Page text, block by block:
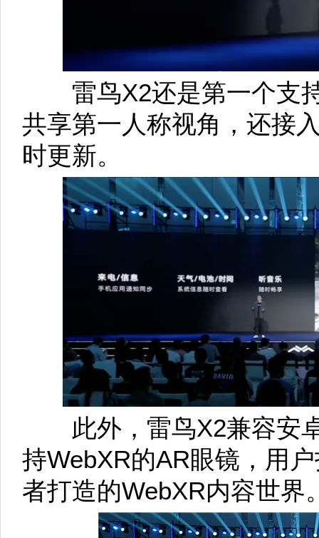
雷鸟X2还是第一个支
共享第一人称视角，还接
时更新。
此外，雷鸟X2兼容安
持WebXR的AR眼镜，用
者打造的WebXR内容世界